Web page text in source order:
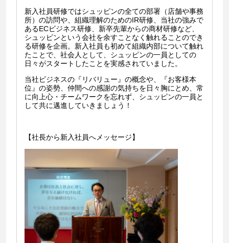
新入社員研修ではシュッピンの全ての部署（店舗や事務
所）の訪問や、組織理解のためのIR研修、当社の強みで
あるECビジネス研修、新卒先輩からの商材研修など、
シュッピンという会社を余すことなく触れることのでき
る研修を企画。新入社員も初めて組織内部について触れ
たことで、社会人として、シュッピンの一員としての
日々がスタートしたことを実感されていました。
当社ビジネスの『リバリュー』の概念や、『お客様本
位』の姿勢、仲間への感謝の気持ちを日々胸にとめ、常
に向上心・チームワークを忘れず、シュッピンの一員と
して共に邁進していきましょう！
【社長から新入社員へメッセージ】